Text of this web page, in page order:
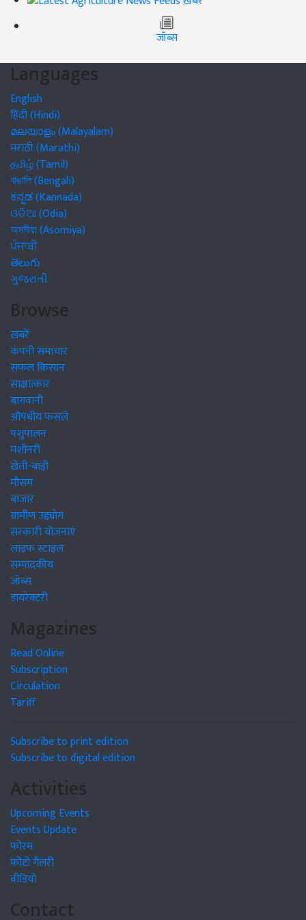
जॉब्स
Languages
English
हिंदी (Hindi)
മലയാളം (Malayalam)
मराठी (Marathi)
தமிழ் (Tamil)
বাঙালি (Bengali)
ಕನ್ನಡ (Kannada)
ଓଡିଆ (Odia)
অসমীয়া (Asomiya)
ਪੰਜਾਬੀ
తెలుగు
ગુજરાતી
Browse
खबरें
कंपनी समाचार
सफल किसान
साक्षात्कार
बागवानी
औषधीय फसलें
पशुपालन
मशीनरी
खेती-बाड़ी
मौसम
बाजार
ग्रामीण उद्द्योग
सरकारी योजनाएं
लाइफ स्टाइल
सम्पादकीय
जॉब्स
डायरेक्टरी
Magazines
Read Online
Subscription
Circulation
Tariff
Subscribe to print edition
Subscribe to digital edition
Activities
Upcoming Events
Events Update
फोरम
फोटो गैलरी
वीडियो
Contact